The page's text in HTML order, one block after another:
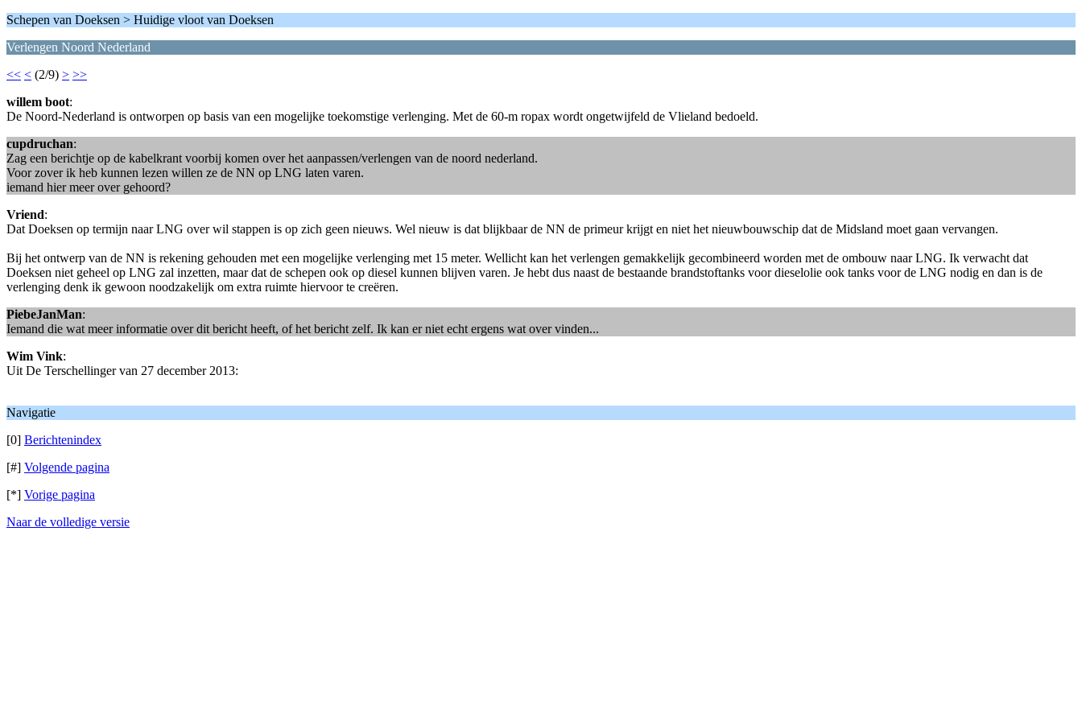
Schepen van Doeksen > Huidige vloot van Doeksen
Verlengen Noord Nederland
<< < (2/9) > >>
willem boot:
De Noord-Nederland is ontworpen op basis van een mogelijke toekomstige verlenging. Met de 60-m ropax wordt ongetwijfeld de Vlieland bedoeld.
cupdruchan:
Zag een berichtje op de kabelkrant voorbij komen over het aanpassen/verlengen van de noord nederland.
Voor zover ik heb kunnen lezen willen ze de NN op LNG laten varen.
iemand hier meer over gehoord?
Vriend:
Dat Doeksen op termijn naar LNG over wil stappen is op zich geen nieuws. Wel nieuw is dat blijkbaar de NN de primeur krijgt en niet het nieuwbouwschip dat de Midsland moet gaan vervangen.
Bij het ontwerp van de NN is rekening gehouden met een mogelijke verlenging met 15 meter. Wellicht kan het verlengen gemakkelijk gecombineerd worden met de ombouw naar LNG. Ik verwacht dat
Doeksen niet geheel op LNG zal inzetten, maar dat de schepen ook op diesel kunnen blijven varen. Je hebt dus naast de bestaande brandstoftanks voor dieselolie ook tanks voor de LNG nodig en dan is de
verlenging denk ik gewoon noodzakelijk om extra ruimte hiervoor te creëren.
PiebeJanMan:
Iemand die wat meer informatie over dit bericht heeft, of het bericht zelf. Ik kan er niet echt ergens wat over vinden...
Wim Vink:
Uit De Terschellinger van 27 december 2013:
Navigatie
[0] Berichtenindex
[#] Volgende pagina
[*] Vorige pagina
Naar de volledige versie